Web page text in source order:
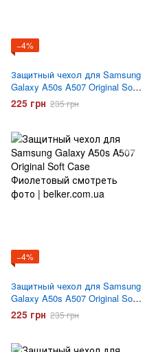
−4%
Защитный чехол для Samsung
Galaxy A50s A507 Original Soft
Case Синий
225 грн 235 грн
−4%
Защитный чехол для Samsung
Galaxy A50s A507 Original Soft
Case Фиолетовый
225 грн 235 грн